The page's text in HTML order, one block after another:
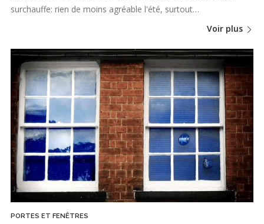
surchauffe: rien de moins agréable l'été, surtout…
Voir plus
PORTES ET FENÊTRES